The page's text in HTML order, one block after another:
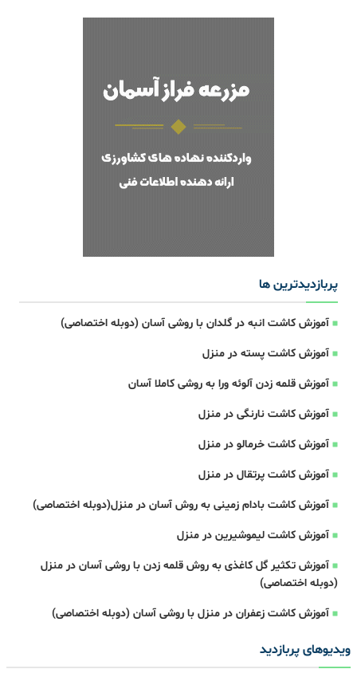
پربازدیدترین ها
آموزش کاشت انبه در گلدان با روشی آسان (دوبله اختصاصی)
آموزش کاشت پسته در منزل
آموزش قلمه زدن آلوئه ورا به روشی کاملا آسان
آموزش کاشت نارنگی در منزل
آموزش کاشت خرمالو در منزل
آموزش کاشت پرتقال در منزل
آموزش کاشت بادام زمینی به روش آسان در منزل(دوبله اختصاصی)
آموزش کاشت لیموشیرین در منزل
آموزش تکثیر گل کاغذی به روش قلمه زدن با روشی آسان در منزل
(دوبله اختصاصی)
آموزش کاشت زعفران در منزل با روشی آسان (دوبله اختصاصی)
ویدیوهای پربازدید